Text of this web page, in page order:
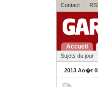
Contact
Accueil
Sujets du jour
2013 Ao�t